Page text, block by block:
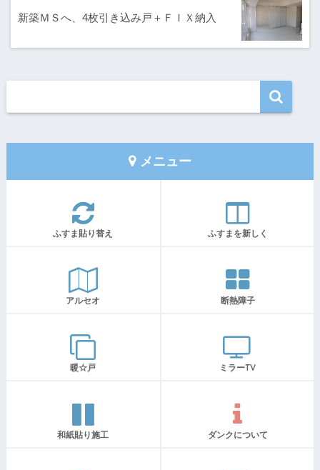
新築ＭＳへ、4枚引き込み戸＋ＦＩＸ納入
メニュー
ふすま貼り替え ふすまを新しく
アルセオ 断熱障子
暖☆戸 ミラーTV
和紙貼り施工 ダンクについて